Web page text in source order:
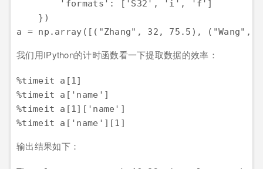
        'formats': ['S32', 'i', 'f']
    })
我们用IPython的计时函数看一下提取数据的效率：
%timeit a[1]
%timeit a['name']
%timeit a[1]['name']
输出结果如下：